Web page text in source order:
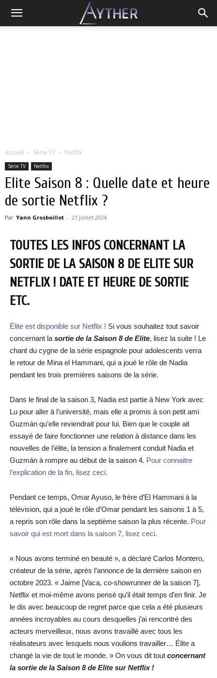
Accueil Série TV Netflix
Série TV Netflix
Elite Saison 8 : Quelle date et heure
de sortie Netflix ?
Par Yann Grosboillot - 21 juillet 2024
TOUTES LES INFOS CONCERNANT LA
SORTIE DE LA SAISON 8 DE ELITE SUR
NETFLIX ! DATE ET HEURE DE SORTIE
ETC.
Élite est disponible sur Netflix ! Si vous souhaitez tout savoir
concernant la sortie de la Saison 8 de Elite, lisez la suite ! Le
chant du cygne de la série espagnole pour adolescents verra
le retour de Mina el Hammani, qui a joué le rôle de Nadia
pendant les trois premières saisons de la série.
Dans le final de la saison 3, Nadia est partie à New York avec
Lu pour aller à l’université, mais elle a promis à son petit ami
Guzmán qu’elle reviendrait pour lui. Bien que le couple ait
essayé de faire fonctionner une relation à distance dans les
nouvelles de l’élite, la tension a finalement conduit Nadia et
Guzmán à rompre au début de la saison 4. Pour connaitre
l’explication de la fin, lisez ceci.
Pendant ce temps, Omar Ayuso, le frère d’El Hammani à la
télévision, qui a joué le rôle d’Omar pendant les saisons 1 à 5,
a repris son rôle dans la septième saison la plus récente. Pour
savoir qui est mort dans la saison 7, lisez ceci.
« Nous avons terminé en beauté », a déclaré Carlos Montero,
créateur de la série, après l’annonce de la dernière saison en
octobre 2023. « Jaime [Vaca, co-showrunner de la saison 7],
Netflix et moi-même avons pensé qu’il était temps d’en finir. Je
le dis avec beaucoup de regret parce que cela a été plusieurs
années incroyables au cours desquelles j’ai rencontré des
acteurs merveilleux, nous avons travaillé avec tous les
réalisateurs avec lesquels nous voulions travailler… Élite a
changé la vie de tout le monde. » On vous dit tout concernant
la sortie de la Saison 8 de Elite sur Netflix !